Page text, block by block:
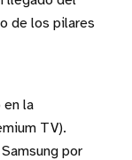
de los pilares
en la
TV).
por